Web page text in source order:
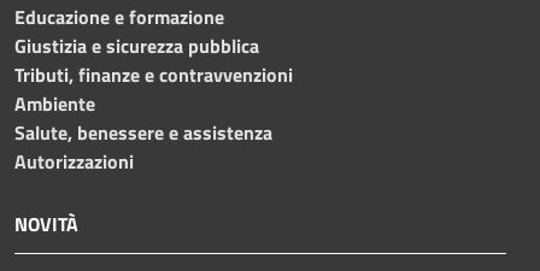
Educazione e formazione
Giustizia e sicurezza pubblica
Tributi, finanze e contravvenzioni
Ambiente
Salute, benessere e assistenza
Autorizzazioni
NOVITÀ